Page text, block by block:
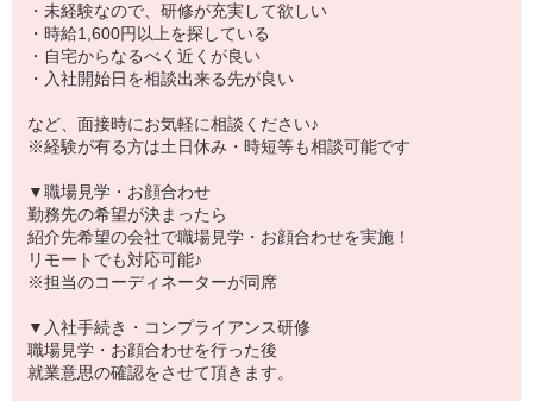
・未経験なので、研修が充実して欲しい
・時給1,600円以上を探している
・自宅からなるべく近くが良い
・入社開始日を相談出来る先が良い
など、面接時にお気軽に相談ください♪
※経験が有る方は土日休み・時短等も相談可能です
▼職場見学・お顔合わせ
勤務先の希望が決まったら
紹介先希望の会社で職場見学・お顔合わせを実施！
リモートでも対応可能♪
※担当のコーディネーターが同席
▼入社手続き・コンプライアンス研修
職場見学・お顔合わせを行った後
就業意思の確認をさせて頂きます。